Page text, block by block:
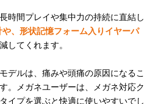
時間プレイや集中力の持続に直結し
、形状記憶フォーム入りイヤーパ
してくれます。
デルは、痛みや頭痛の原因になるこ
。メガネユーザーは、メガネ対応ク
イプを選ぶと快適に使いやすいでし